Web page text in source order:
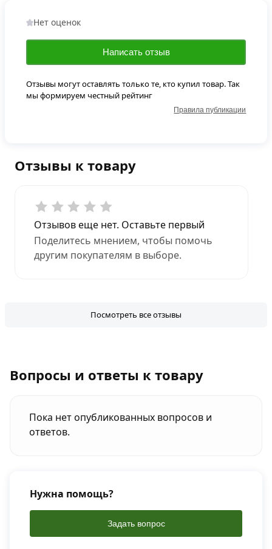
Отзывы к товару
Отзывов еще нет. Оставьте первый
Поделитесь мнением, чтобы помочь
другим покупателям в выборе.
Посмотреть все отзывы
Нет оценок
Написать отзыв
Отзывы могут оставлять только те, кто купил товар. Так
мы формируем честный рейтинг
Правила публикации
Вопросы и ответы к товару
Пока нет опубликованных вопросов и
ответов.
Нужна помощь?
Задать вопрос